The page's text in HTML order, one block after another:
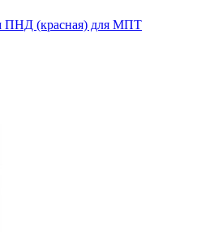
(красная) для МПТ